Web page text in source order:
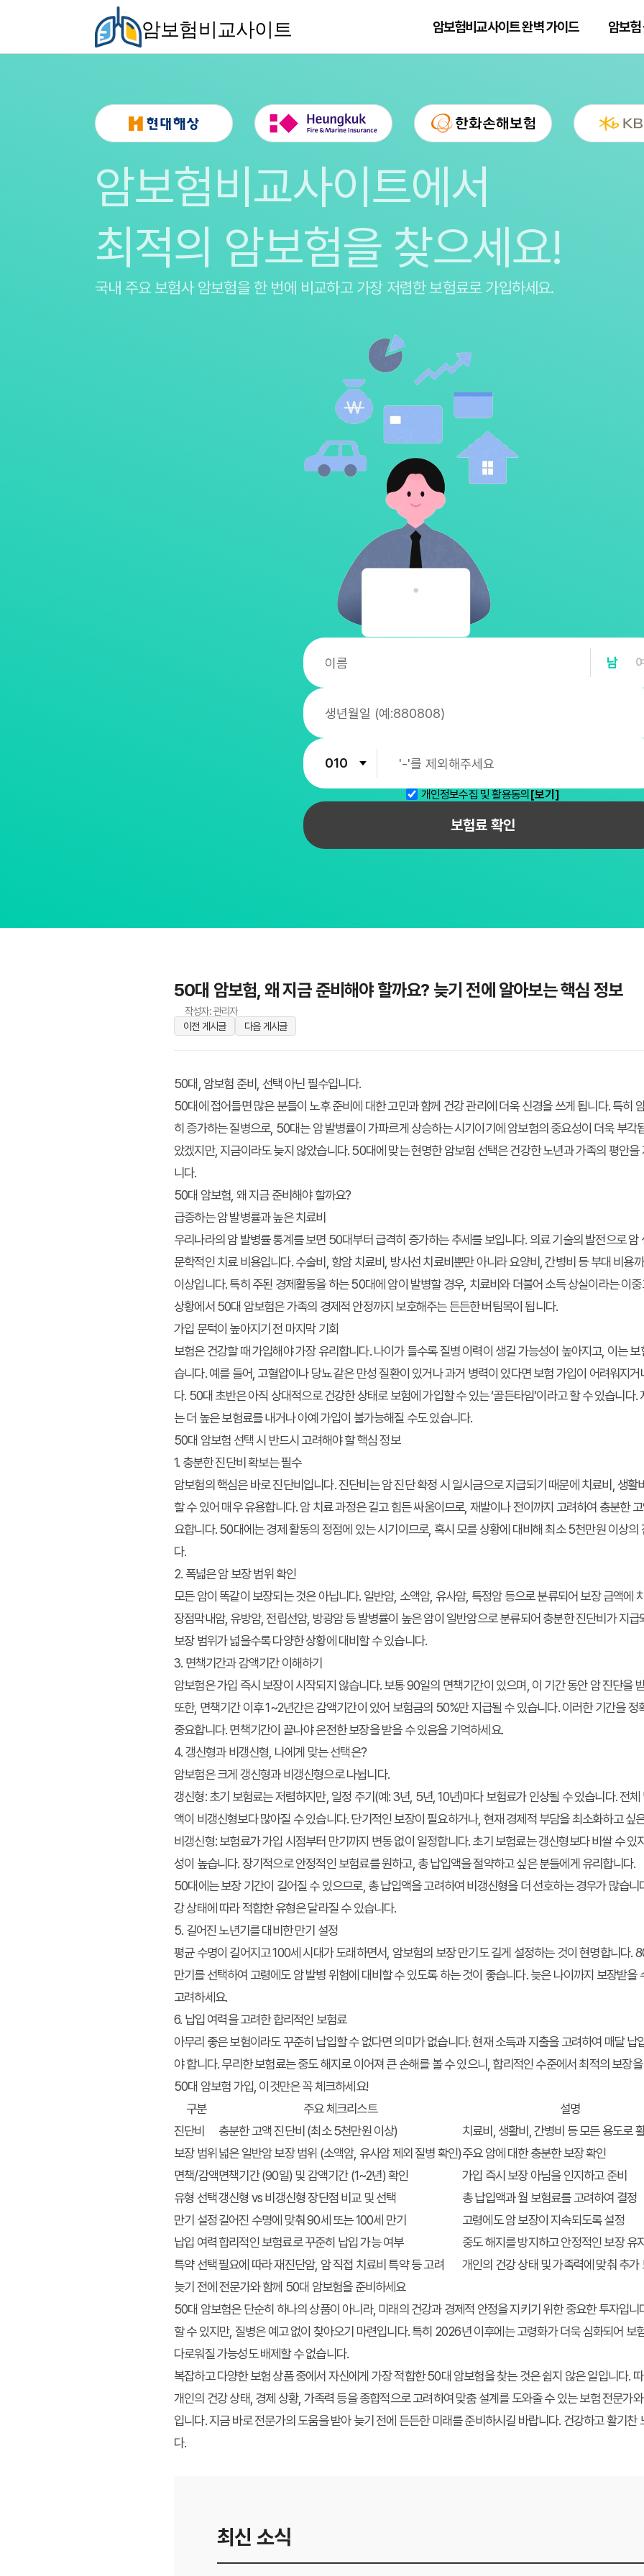
암보험비교사이트 암보험비교사이트 완벽 가이드 암보험
암보험비교사이트에서
최적의 암보험을 찾으세요!
국내 주요 보험사 암보험을한 번에 비교하고 가장 저렴한 보험료로 가입하세요.
남
개인정보수집 및 활용동의 [보기]
보험료 확인
50대 암보험, 왜 지금 준비해야 할까요? 늦기 전에 알아보는 핵심 정보
작성자: 관리자
이전 게시글
다음 게시글
50대, 암보험 준비, 선택 아닌 필수입니다.
50대에 접어들면 많은 분들이 노후 준비에 대한 고민과 함께 건강 관리에 더욱 신경을 쓰게 됩니다. 특히
히 증가하는 질병으로, 50대는 암 발병률이 가파르게 상승하는 시기이기에 암보험의 중요성이 더욱 부각
았겠지만, 지금이라도 늦지 않았습니다. 50대에 맞는 현명한 암보험 선택은 건강한 노년과 가족의 평안
니다.
50대 암보험, 왜 지금 준비해야 할까요?
급증하는 암 발병률과 높은 치료비
우리나라의 암 발병률 통계를 보면 50대부터 급격히 증가하는 추세를 보입니다. 의료 기술의 발전으로
문학적인 치료 비용입니다. 수술비, 항암 치료비, 방사선 치료비뿐만 아니라 요양비, 간병비 등 부대 비용
이상입니다. 특히 주된 경제활동을 하는 50대에 암이 발병할 경우, 치료비와 더불어 소득 상실이라는 이
상황에서 50대 암보험은 가족의 경제적 안정까지 보호해주는 든든한 버팀목이 됩니다.
가입 문턱이 높아지기 전 마지막 기회
보험은 건강할 때 가입해야 가장 유리합니다. 나이가 들수록 질병 이력이 생길 가능성이 높아지고, 이는
습니다. 예를 들어, 고혈압이나 당뇨 같은 만성 질환이 있거나 과거 병력이 있다면 보험 가입이 어려워지
다. 50대 초반은 아직 상대적으로 건강한 상태로 보험에 가입할 수 있는 ‘골든타임’이라고 할 수 있습니다
는 더 높은 보험료를 내거나 아예 가입이 불가능해질 수도 있습니다.
50대 암보험 선택 시 반드시 고려해야 할 핵심 정보
1. 충분한 진단비 확보는 필수
암보험의 핵심은 바로 진단비입니다. 진단비는 암 진단 확정 시 일시금으로 지급되기 때문에 치료비, 생활
할 수 있어 매우 유용합니다. 암 치료 과정은 길고 힘든 싸움이므로, 재발이나 전이까지 고려하여 충분한
요합니다. 50대에는 경제 활동의 정점에 있는 시기이므로, 혹시 모를 상황에 대비해 최소 5천만원 이상
다.
2. 폭넓은 암 보장 범위 확인
모든 암이 똑같이 보장되는 것은 아닙니다. 일반암, 소액암, 유사암, 특정암 등으로 분류되어 보장 금액에
장점막내암, 유방암, 전립선암, 방광암 등 발병률이 높은 암이 일반암으로 분류되어 충분한 진단비가 지
보장 범위가 넓을수록 다양한 상황에 대비할 수 있습니다.
3. 면책기간과 감액기간 이해하기
암보험은 가입 즉시 보장이 시작되지 않습니다. 보통 90일의 면책기간이 있으며, 이 기간 동안 암 진단을
또한, 면책기간 이후 1~2년간은 감액기간이 있어 보험금의 50%만 지급될 수 있습니다. 이러한 기간을 정
중요합니다. 면책기간이 끝나야 온전한 보장을 받을 수 있음을 기억하세요.
4. 갱신형과 비갱신형, 나에게 맞는 선택은?
암보험은 크게 갱신형과 비갱신형으로 나뉩니다.
갱신형: 초기 보험료는 저렴하지만, 일정 주기(예: 3년, 5년, 10년)마다 보험료가 인상될 수 있습니다. 전
액이 비갱신형보다 많아질 수 있습니다. 단기적인 보장이 필요하거나, 현재 경제적 부담을 최소화하고 싶
비갱신형: 보험료가 가입 시점부터 만기까지 변동 없이 일정합니다. 초기 보험료는 갱신형보다 비쌀 수 있
성이 높습니다. 장기적으로 안정적인 보험료를 원하고, 총 납입액을 절약하고 싶은 분들에게 유리합니다.
50대에는 보장 기간이 길어질 수 있으므로, 총 납입액을 고려하여 비갱신형을 더 선호하는 경우가 많습니
강 상태에 따라 적합한 유형은 달라질 수 있습니다.
5. 길어진 노년기를 대비한 만기 설정
평균 수명이 길어지고 100세 시대가 도래하면서, 암보험의 보장 만기도 길게 설정하는 것이 현명합니다.
만기를 선택하여 고령에도 암 발병 위험에 대비할 수 있도록 하는 것이 좋습니다. 늦은 나이까지 보장받을
고려하세요.
6. 납입 여력을 고려한 합리적인 보험료
아무리 좋은 보험이라도 꾸준히 납입할 수 없다면 의미가 없습니다. 현재 소득과 지출을 고려하여 매달 납
야 합니다. 무리한 보험료는 중도 해지로 이어져 큰 손해를 볼 수 있으니, 합리적인 수준에서 최적의 보장
50대 암보험 가입, 이것만은 꼭 체크하세요!
구분
주요 체크리스트
설명
진단비
충분한 고액 진단비 (최소 5천만원 이상)
치료비, 생활비, 간병비 등 모든 용도로
보장 범위 넓은 일반암 보장 범위 (소액암, 유사암 제외 질병 확인)주요 암에 대한 충분한 보장 확인
면책/감액면책기간 (90일) 및 감액기간 (1~2년) 확인
가입 즉시 보장 아님을 인지하고 준비
유형 선택갱신형 vs 비갱신형 장단점 비교 및 선택
총 납입액과 월 보험료를 고려하여 결정
만기 설정길어진 수명에 맞춰 90세 또는 100세 만기
고령에도 암 보장이 지속되도록 설정
납입 여력합리적인 보험료로 꾸준히 납입 가능 여부
중도 해지를 방지하고 안정적인 보장 유
특약 선택필요에 따라 재진단암, 암 직접 치료비 특약 등 고려
개인의 건강 상태 및 가족력에 맞춰 추가
늦기 전에 전문가와 함께 50대 암보험을 준비하세요
50대 암보험은 단순히 하나의 상품이 아니라, 미래의 건강과 경제적 안정을 지키기 위한 중요한 투자입
할 수 있지만, 질병은 예고 없이 찾아오기 마련입니다. 특히 2026년 이후에는 고령화가 더욱 심화되어 보
다로워질 가능성도 배제할 수 없습니다.
복잡하고 다양한 보험 상품 중에서 자신에게 가장 적합한50대 암보험을 찾는 것은 쉽지 않은 일입니다.
개인의 건강 상태, 경제 상황, 가족력 등을 종합적으로 고려하여 맞춤 설계를 도와줄 수 있는 보험 전문가
입니다. 지금 바로 전문가의 도움을 받아 늦기 전에 든든한 미래를 준비하시길 바랍니다. 건강하고 활기찬
다.
최신 소식